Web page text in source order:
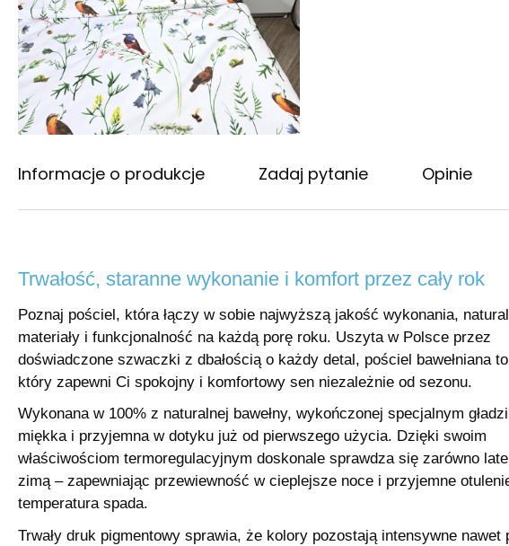
Informacje o produkcje Zadaj pytanie Opinie
Trwałość, staranne wykonanie i komfort przez cały rok
Poznaj pościel, która łączy w sobie najwyższą jakość wykonania,
materiały i funkcjonalność na każdą porę roku. Uszyta w Polsce przez
doświadczone szwaczki z dbałością o każdy detal, pościel bawełniana
który zapewni Ci spokojny i komfortowy sen niezależnie od sezonu.
Wykonana w 100% z naturalnej bawełny, wykończonej specjalnym
miękka i przyjemna w dotyku już od pierwszego użycia. Dzięki swoim
właściwościom termoregulacyjnym doskonale sprawdza się zarówno
zimą – zapewniając przewiewność w cieplejsze noce i przyjemne
temperatura spada.
Trwały druk pigmentowy sprawia, że kolory pozostają intensywne nawet